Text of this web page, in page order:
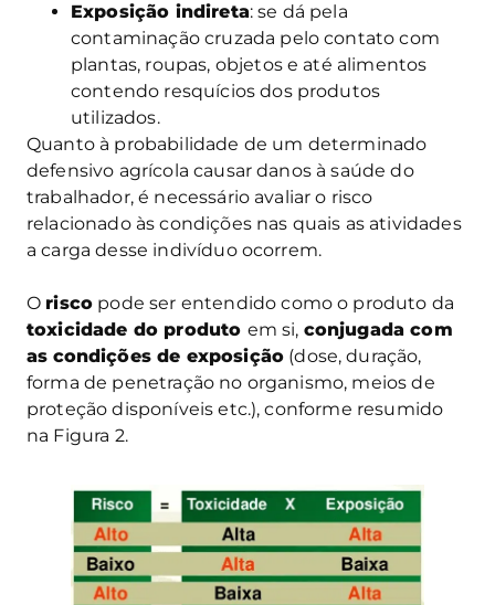
Exposição indireta: se dá pela
contaminação cruzada pelo contato com
plantas, roupas, objetos e até alimentos
contendo resquícios dos produtos
utilizados.
Quanto à probabilidade de um determinado
defensivo agrícola causar danos à saúde do
trabalhador, é necessário avaliar o risco
relacionado às condições nas quais as atividades
a carga desse indivíduo ocorrem.
O risco pode ser entendido como o produto da
toxicidade do produto em si, conjugada com
as condições de exposição (dose, duração,
forma de penetração no organismo, meios de
proteção disponíveis etc.), conforme resumido
na Figura 2.